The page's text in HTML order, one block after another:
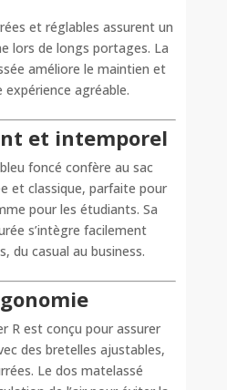
et réglables assurent un
lors de longs portages. La
améliore le maintien et
agréable.
et intemporel
foncé confère au sac
et classique, parfaite pour
pour les étudiants. Sa
s’intègre facilement
du casual au business.
R est conçu pour assurer
des bretelles ajustables,
Le dos matelassé